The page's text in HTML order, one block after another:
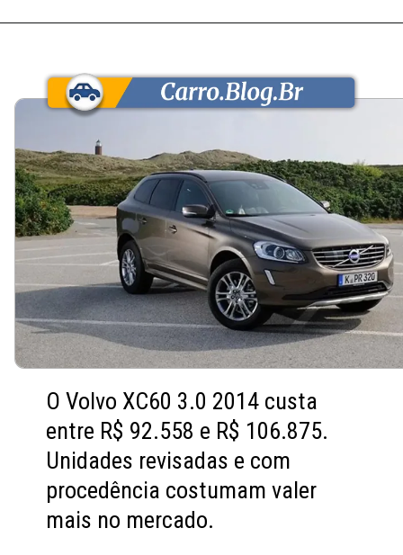
O Volvo XC60 3.0 2014 custa
entre R$ 92.558 e R$ 106.875.
Unidades revisadas e com
procedência costumam valer
mais no mercado.